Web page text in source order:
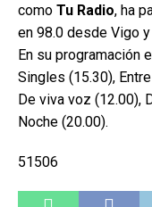
como Tu Radio, ha
en 98.0 desde Vigo
En su programación
Singles (15.30),
De viva voz (12.00),
Noche (20.00).
51506